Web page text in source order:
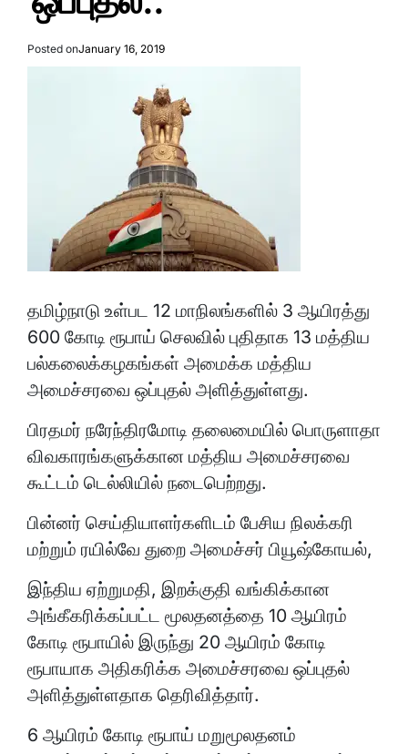
Posted onJanuary 16, 2019
தமிழ்நாடு உள்பட 12 மாநிலங்களில் 3 ஆயிரத்து
600 கோடி ரூபாய் செலவில் புதிதாக 13 மத்திய
பல்கலைக்கழகங்கள் அமைக்க மத்திய
அமைச்சரவை ஒப்புதல் அளித்துள்ளது.
பிரதமர் நரேந்திரமோடி தலைமையில் பொருளாதா
விவகாரங்களுக்கான மத்திய அமைச்சரவை
கூட்டம் டெல்லியில் நடைபெற்றது.
பின்னர் செய்தியாளர்களிடம் பேசிய நிலக்கரி
மற்றும் ரயில்வே துறை அமைச்சர் பியூஷ்கோயல்,
இந்திய ஏற்றுமதி, இறக்குதி வங்கிக்கான
அங்கீகரிக்கப்பட்ட மூலதனத்தை 10 ஆயிரம்
கோடி ரூபாயில் இருந்து 20 ஆயிரம் கோடி
ரூபாயாக அதிகரிக்க அமைச்சரவை ஒப்புதல்
அளித்துள்ளதாக தெரிவித்தார்.
6 ஆயிரம் கோடி ரூபாய் மறுமூலதனம்